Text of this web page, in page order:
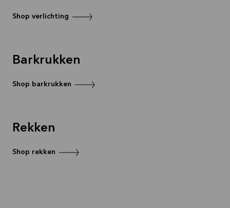
Shop verlichting
Barkrukken
Shop barkrukken
Rekken
Shop rekken